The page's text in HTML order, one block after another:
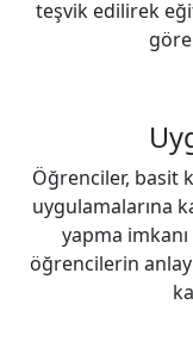
teşvik edilirek
Öğrenciler, basit
uygulamalarına
yapma
öğrencilerin